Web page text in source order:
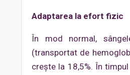
Adaptarea la efort fizic
În mod normal,
(transportat de
creşte la 18,5%. În